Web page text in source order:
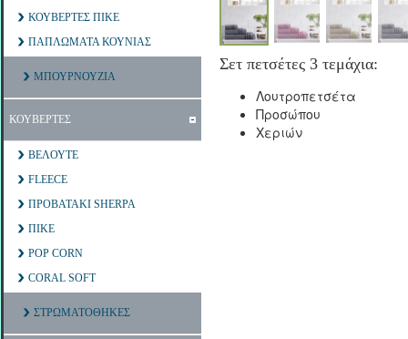
ΚΟΥΒΕΡΤΕΣ ΠΙΚΕ
ΠΑΠΛΩΜΑΤΑ ΚΟΥΝΙΑΣ
ΜΠΟΥΡΝΟΥΖΙΑ
ΚΟΥΒΕΡΤΕΣ
ΒΕΛΟΥΤΕ
FLEECE
ΠΡΟΒΑΤΑΚΙ SHERPA
ΠΙΚΕ
POP CORN
CORAL SOFT
ΣΤΡΩΜΑΤΟΘΗΚΕΣ
Σετ πετσέτες 3 τεμάχια:
Λουτροπετσέτα
Προσώπου
Χεριών